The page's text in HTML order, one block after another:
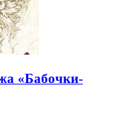
«Бабочки-